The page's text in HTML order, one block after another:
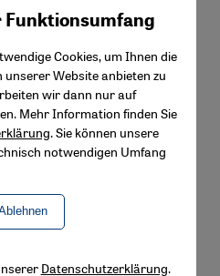
jüdischen Community
Das könnte Folgen haben
Cookies, um Ihnen die
Website anbieten zu
wir dann nur auf
Mehr Information finden Sie
. Sie können unsere
notwendigen Umfang
Datenschutzerklärung.